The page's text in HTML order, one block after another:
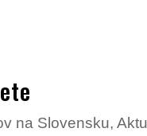
na Slovensku,